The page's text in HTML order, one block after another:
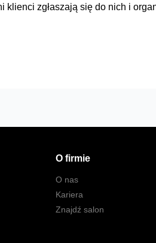
zgłaszają się do nich i
O firmie
O nas
Kariera
Znajdź salon